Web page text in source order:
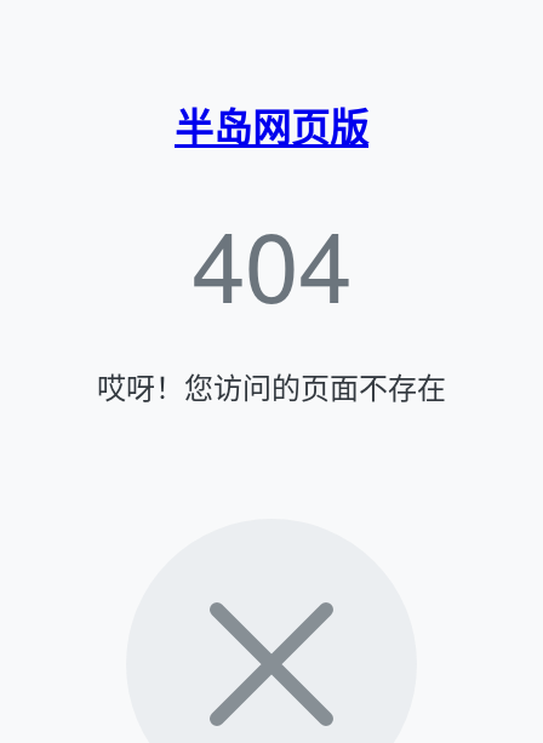
半岛网页版
404
哎呀！您访问的页面不存在